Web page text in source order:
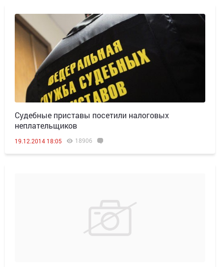
Судебные приставы посетили налоговых
неплательщиков
19.12.2014 18:05 18906